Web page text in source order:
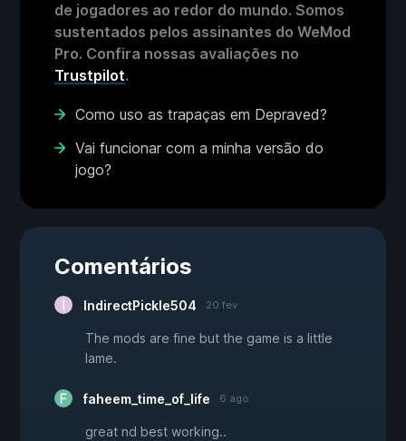
de jogadores ao redor do mundo. Somos
sustentados pelos assinantes do WeMod
Pro. Confira nossas avaliações no
Trustpilot.
Como uso as trapaças em Depraved?
Vai funcionar com a minha versão do
jogo?
Comentários
IndirectPickle504 20 fev
The mods are fine but the game is a little
lame.
faheem_time_of_life 6 ago
great nd best working..